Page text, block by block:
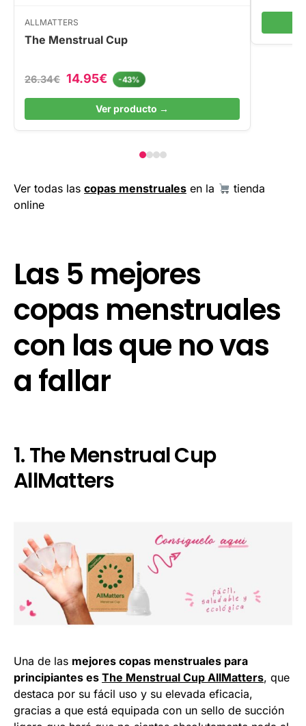
ALLMATTERS
The Menstrual Cup
26.34€ 14.95€ -43%
Ver producto →
Ver todas las copas menstruales en la
tienda
online
Las 5 mejores
copas menstruales
con las que no vas
a fallar
1. The Menstrual Cup
AllMatters
Una de las mejores copas menstruales para
principiantes es The Menstrual Cup AllMatters, que
destaca por su fácil uso y su elevada eficacia,
gracias a que está equipada con un sello de succión